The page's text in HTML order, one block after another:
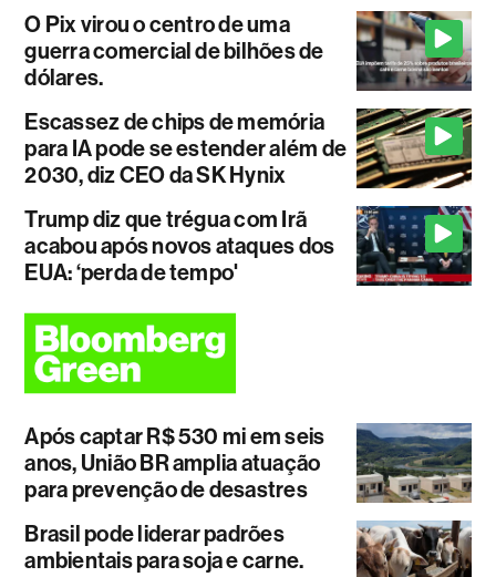
O Pix virou o centro de uma
guerra comercial de bilhões de
dólares.
Escassez de chips de memória
para IA pode se estender além de
2030, diz CEO da SK Hynix
Trump diz que trégua com Irã
acabou após novos ataques dos
EUA: ‘perda de tempo'
Após captar R$ 530 mi em seis
anos, União BR amplia atuação
para prevenção de desastres
Brasil pode liderar padrões
ambientais para soja e carne.